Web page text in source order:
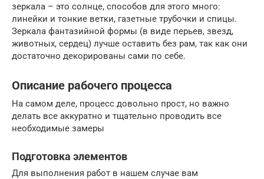
зеркала – это солнце, способов для этого много:
линейки и тонкие ветки, газетные трубочки и спицы.
Зеркала фантазийной формы (в виде перьев, звезд,
животных, сердец) лучше оставить без рам, так как они
достаточно декорированы сами по себе.
Описание рабочего процесса
На самом деле, процесс довольно прост, но важно
делать все аккуратно и тщательно проводить все
необходимые замеры
Подготовка элементов
Для выполнения работ в нашем случае вам